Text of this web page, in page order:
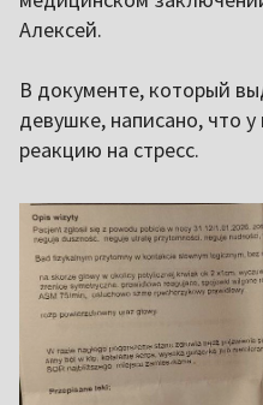
Алексей.
В документе, который
девушке, написано, что
реакцию на стресс.